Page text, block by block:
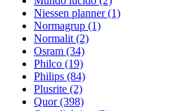
Niessen planner (1)
Normagrup (1)
Normalit (2)
Osram (34)
Philco (19)
Philips (84)
Plusrite (2)
Quor (398)